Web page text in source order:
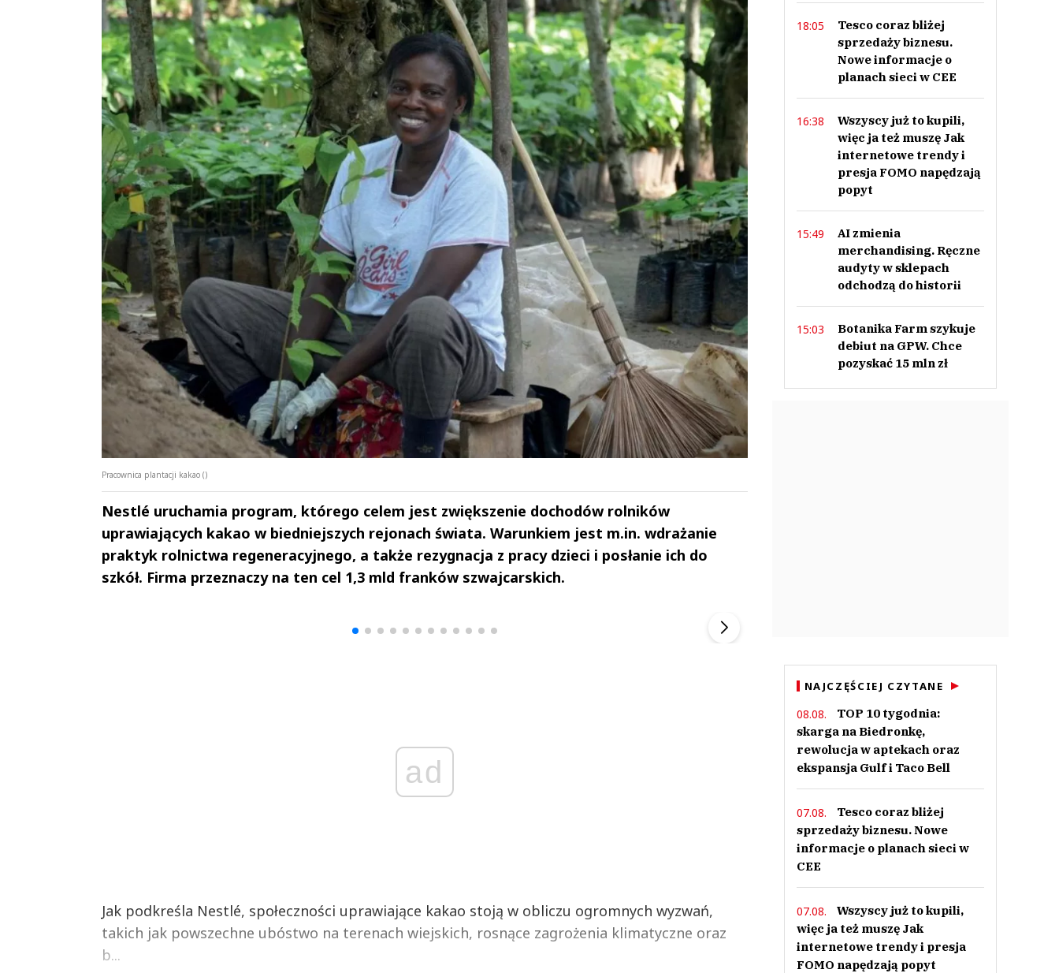
Pracownica plantacji kakao ()
Nestlé uruchamia program, którego celem jest zwiększenie dochodów rolników
uprawiających kakao w biedniejszych rejonach świata. Warunkiem jest m.in. wdrażanie
praktyk rolnictwa regeneracyjnego, a także rezygnacja z pracy dzieci i posłanie ich do
szkół. Firma przeznaczy na ten cel 1,3 mld franków szwajcarskich.
ad
Jak podkreśla Nestlé, społeczności uprawiające kakao stoją w obliczu ogromnych wyzwań,
takich jak powszechne ubóstwo na terenach wiejskich, rosnące zagrożenia klimatyczne oraz
b...
Andrzej i Marta
Marta i Andrzej
18:05
Tesco coraz bliżej
sprzedaży biznesu.
Nowe informacje o
planach sieci w CEE
16:38
Wszyscy już to kupili,
więc ja też muszę Jak
internetowe trendy i
presja FOMO napędzają
popyt
15:49
AI zmienia
merchandising. Ręczne
audyty w sklepach
odchodzą do historii
15:03
Botanika Farm szykuje
debiut na GPW. Chce
pozyskać 15 mln zł
NAJCZĘŚCIEJ CZYTANE
08.08.
TOP 10 tygodnia:
skarga na Biedronkę,
rewolucja w aptekach oraz
ekspansja Gulf i Taco Bell
07.08.
Tesco coraz bliżej
sprzedaży biznesu. Nowe
informacje o planach sieci w
CEE
07.08.
Wszyscy już to kupili,
więc ja też muszę Jak
internetowe trendy i presja
FOMO napędzają popyt